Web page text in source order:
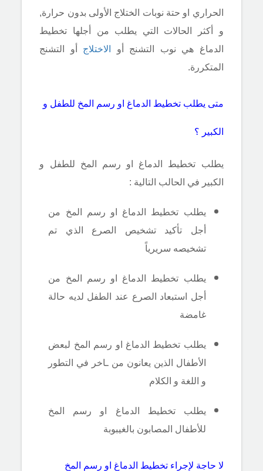
الحراري او حتة نوبات الختلاج الأولى بدون حرارة,
و أكثر الحالات التي يطلب من أجلها تخطيط
الدماغ هي نوب التشنج أو
الاختلاج أو التشنج
المتكررة.
متى يطلب تخطيط الدماغ او رسم المخ للطفل و
الكبير ؟
يطلب تخطيط الدماغ او رسم المخ للطفل و
الكبير في الحالب التالية :
يطلب تخطيط الدماغ او رسم المخ من
أجل تأكيد تشخيص الصرع الذي تم
تشخيصه سريرياً
يطلب تخطيط الدماغ او رسم المخ من
أجل استبعاد الصرع عند الطفل لديه حالة
غامضة
يطلب تخطيط الدماغ او رسم المخ لبعض
الأطفال الذين يعانون من ـاخر في التطور
و اللغة و الكلام
يطلب تخطيط الدماغ او رسم المخ
للأطفال المصابون بالغيبوبة
لا حاجة لإجراء تخطيط الدماغ او رسم المخ